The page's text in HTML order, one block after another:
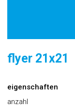
flyer 21x21
eigenschaften
anzahl